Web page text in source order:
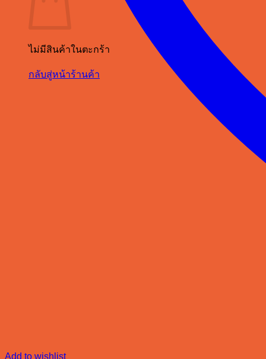
ไม่มีสินค้าในตะกร้า
กลับสู่หน้าร้านค้า
Add to wishlist